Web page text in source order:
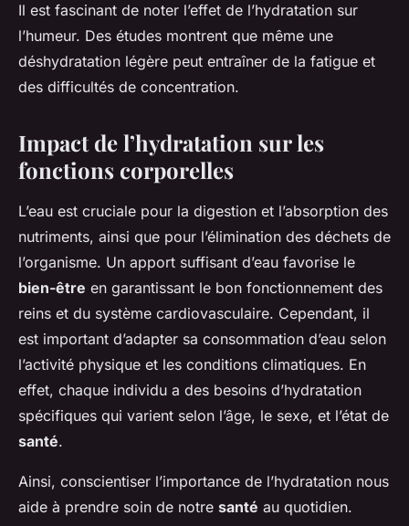
Il est fascinant de noter l’effet de l’hydratation sur
l’humeur. Des études montrent que même une
déshydratation légère peut entraîner de la fatigue et
des difficultés de concentration.
Impact de l’hydratation sur les
fonctions corporelles
L’eau est cruciale pour la digestion et l’absorption des
nutriments, ainsi que pour l’élimination des déchets de
l’organisme. Un apport suffisant d’eau favorise le
bien-être en garantissant le bon fonctionnement des
reins et du système cardiovasculaire. Cependant, il
est important d’adapter sa consommation d’eau selon
l’activité physique et les conditions climatiques. En
effet, chaque individu a des besoins d’hydratation
spécifiques qui varient selon l’âge, le sexe, et l’état de
santé.
Ainsi, conscientiser l’importance de l’hydratation nous
aide à prendre soin de notre santé au quotidien.